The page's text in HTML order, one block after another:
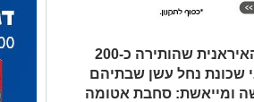
כמעט חודשיים חלפו מאז מתקפת הטילים האיראנית שהותירה כ-200
שכונת נחל עשן שבתיהם
ומייאשת: סחבת אטומה